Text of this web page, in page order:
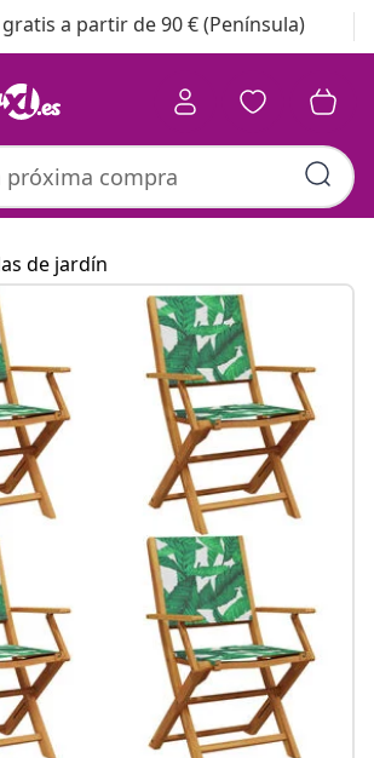
a partir de 90 € (Península)
Colección de
de jardín